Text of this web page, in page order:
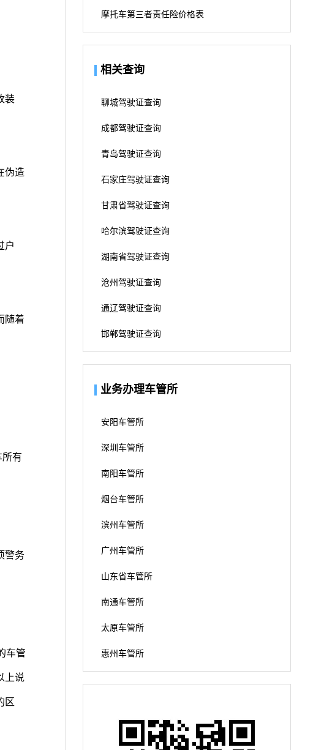
装
伪造
户
随着
有
警务
车管
上说
区
摩托车第三者责任险价格表
相关查询
聊城驾驶证查询
成都驾驶证查询
青岛驾驶证查询
石家庄驾驶证查询
甘肃省驾驶证查询
哈尔滨驾驶证查询
湖南省驾驶证查询
沧州驾驶证查询
通辽驾驶证查询
邯郸驾驶证查询
业务办理车管所
安阳车管所
深圳车管所
南阳车管所
烟台车管所
滨州车管所
广州车管所
山东省车管所
南通车管所
太原车管所
惠州车管所